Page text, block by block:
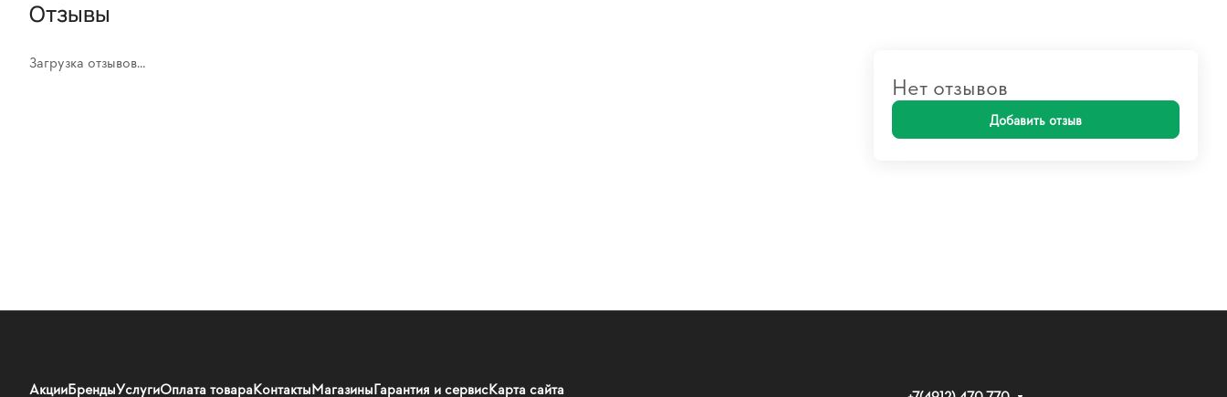
Отзывы
Загрузка отзывов...
Нет отзывов
Добавить отзыв
АкцииБрендыУслугиОплата товараКонтактыМагазиныГарантия и сервисКарта сайта